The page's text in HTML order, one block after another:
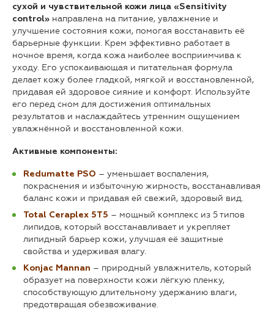
сухой и чувствительной кожи лица «Sensitivity
control» направлена на питание, увлажнение и
улучшение состояния кожи, помогая восстанавить её
барьерные функции. Крем эффективно работает в
ночное время, когда кожа наиболее восприимчива к
уходу. Его успокаивающая и питательная формула
делает кожу более гладкой, мягкой и восстановленной,
придавая ей здоровое сияние и комфорт. Используйте
его перед сном для достижения оптимальных
результатов и наслаждайтесь утренним ощущением
увлажнённой и восстановленной кожи.
Активные компоненты:
Redumatte PSO – уменьшает воспаления,
покраснения и избыточную жирность, восстанавливая
баланс кожи и придавая ей свежий, здоровый вид.
Total Ceraplex 5T5 – мощный комплекс из 5 типов
липидов, который восстанавливает и укрепляет
липидный барьер кожи, улучшая её защитные
свойства и удерживая влагу.
Konjac Mannan – природный увлажнитель, который
образует на поверхности кожи лёгкую пленку,
способствующую длительному удержанию влаги,
предотвращая обезвоживание.